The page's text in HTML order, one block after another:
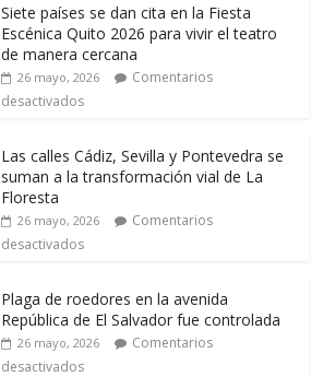
Siete países se dan cita en la Fiesta
Escénica Quito 2026 para vivir el teatro
de manera cercana
26 mayo, 2026
Comentarios
desactivados
Las calles Cádiz, Sevilla y Pontevedra se
suman a la transformación vial de La
Floresta
26 mayo, 2026
Comentarios
desactivados
Plaga de roedores en la avenida
República de El Salvador fue controlada
26 mayo, 2026
Comentarios
desactivados